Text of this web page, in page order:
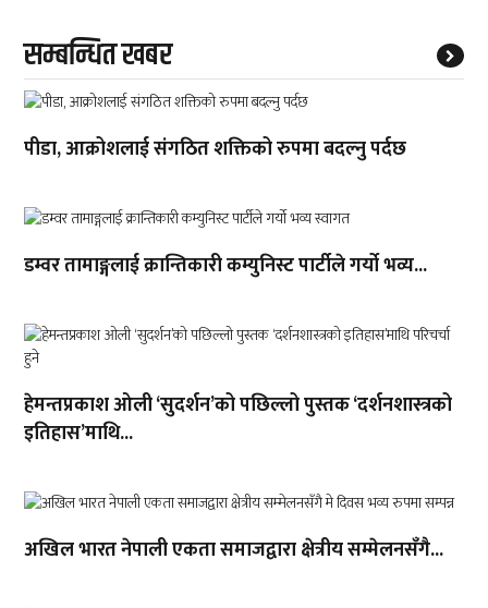
सम्बन्धित खबर
पीडा, आक्रोशलाई संगठित शक्तिको रुपमा बदल्नु पर्दछ
डम्वर तामाङ्गलाई क्रान्तिकारी कम्युनिस्ट पार्टीले गर्यो भव्य...
हेमन्तप्रकाश ओली ‘सुदर्शन’को पछिल्लो पुस्तक ‘दर्शनशास्त्रको
इतिहास’माथि...
अखिल भारत नेपाली एकता समाजद्वारा क्षेत्रीय सम्मेलनसँगै...